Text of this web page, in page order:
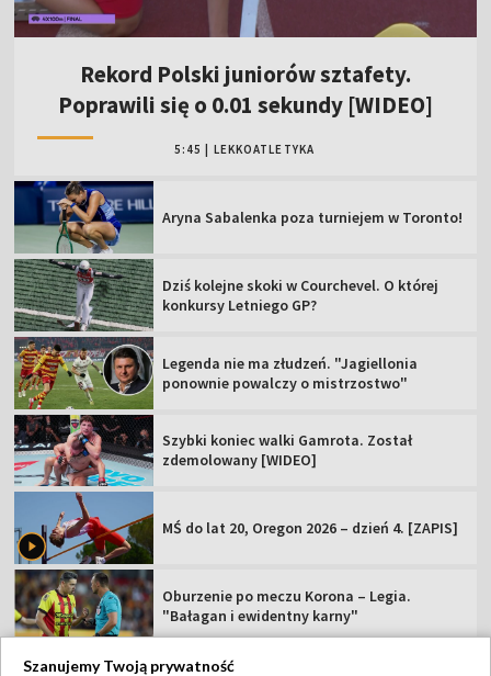
Rekord Polski juniorów sztafety.
Poprawili się o 0.01 sekundy [WIDEO]
5:45 LEKKOATLETYKA
Aryna Sabalenka poza turniejem w Toronto!
Dziś kolejne skoki w Courchevel. O której
konkursy Letniego GP?
Legenda nie ma złudzeń. "Jagiellonia
ponownie powalczy o mistrzostwo"
Szybki koniec walki Gamrota. Został
zdemolowany [WIDEO]
MŚ do lat 20, Oregon 2026 – dzień 4. [ZAPIS]
Oburzenie po meczu Korona – Legia.
"Bałagan i ewidentny karny"
Szanujemy Twoją prywatność